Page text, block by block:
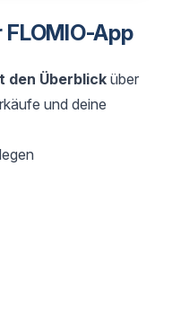
App
den Überblick über
und deine